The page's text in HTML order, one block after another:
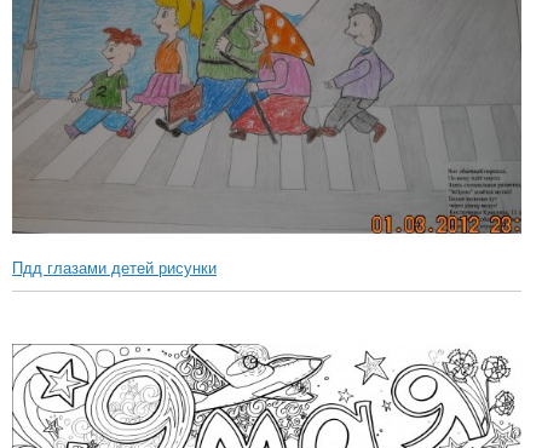
Пдд глазами детей рисунки